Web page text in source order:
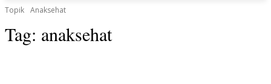
Topik Anaksehat
Tag: anaksehat